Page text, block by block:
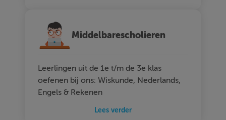
Middelbarescholieren
Leerlingen uit de 1e t/m de 3e klas
oefenen bij ons: Wiskunde, Nederlands,
Engels & Rekenen
Lees verder